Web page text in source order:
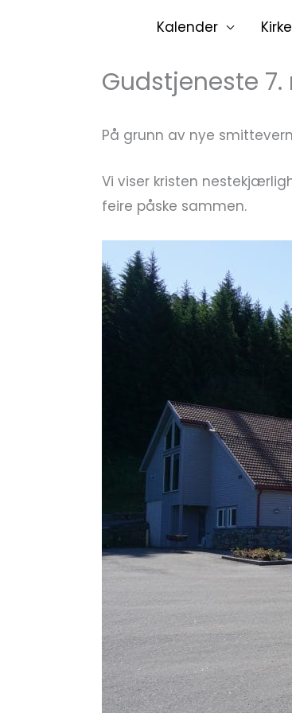
Kalender
Gudstjeneste 7.
På grunn av nye
Vi viser kristen
feire påske sammen.